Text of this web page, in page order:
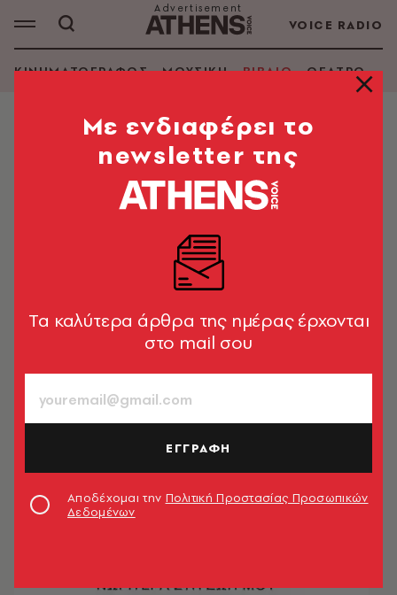
VOICE RADIO
ΚΙΝΗΜΑΤΟΓΡΑΦΟΣ ΜΟΥΣΙΚΗ ΒΙΒΛΙΟ ΘΕΑΤΡΟ -
Mε ενδιαφέρει το
newsletter της
Tα καλύτερα άρθρα της ημέρας έρχονται
στο mail σου
ΕΓΓΡΑΦΗ
Αποδέχομαι την Πολιτική Προστασίας Προσωπικών
Δεδομένων